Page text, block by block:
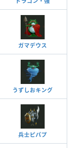
ガマデウス
うずしおキング
兵士ピパプ